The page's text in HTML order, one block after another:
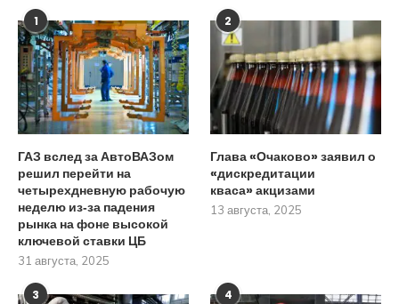
1
ГАЗ вслед за АвтоВАЗом
решил перейти на
четырехдневную рабочую
неделю из‑за падения
рынка на фоне высокой
ключевой ставки ЦБ
31 августа, 2025
2
Глава «Очаково» заявил о
«дискредитации
кваса» акцизами
13 августа, 2025
3 4